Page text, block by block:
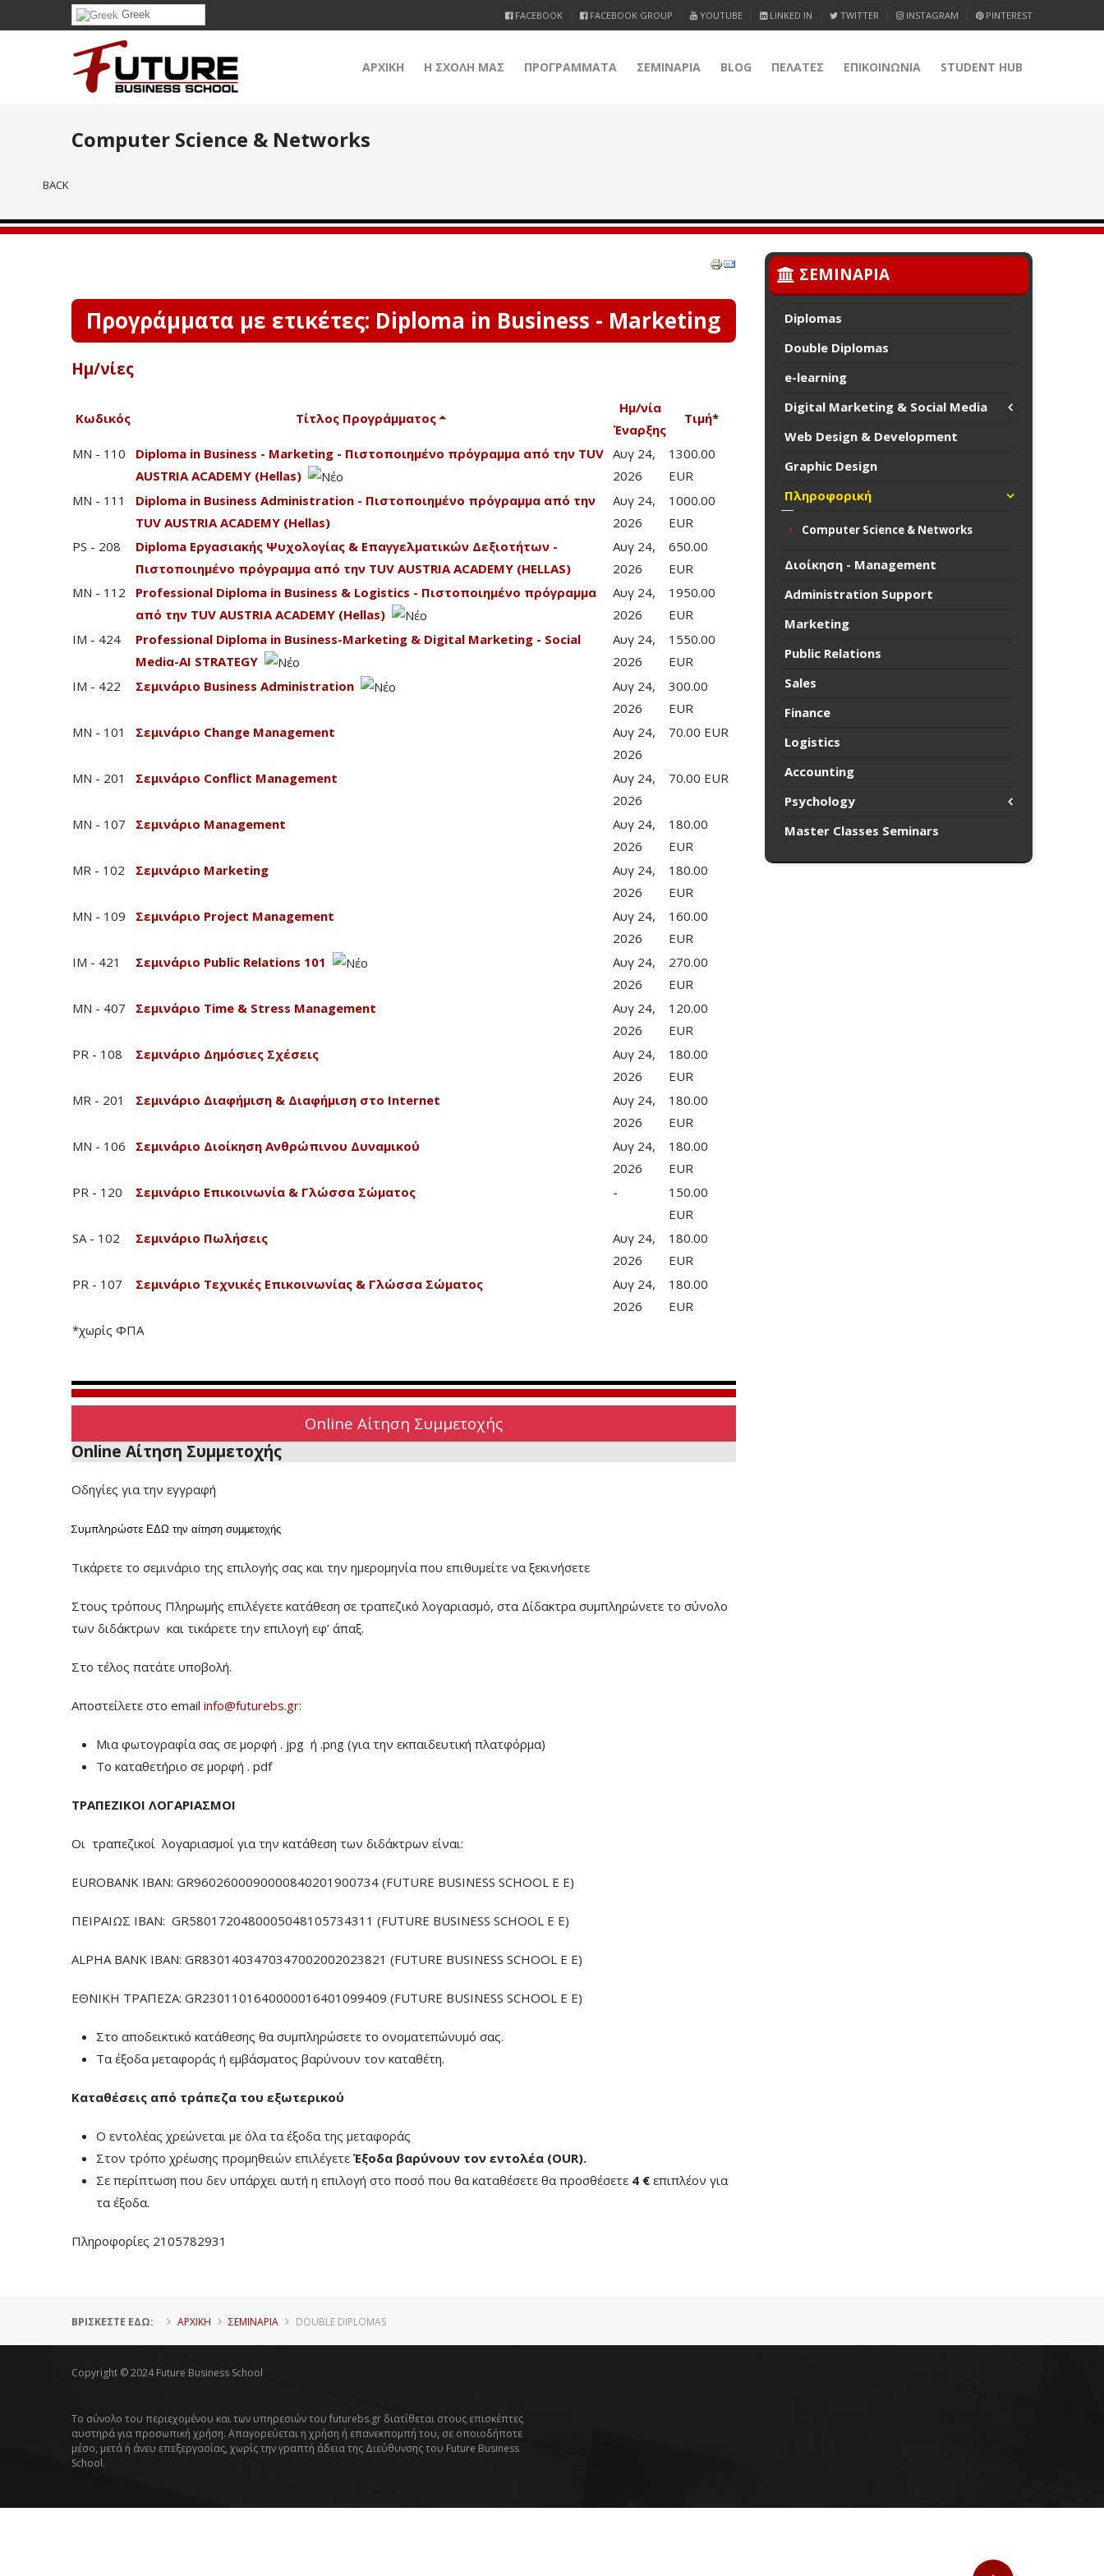
Greek FACEBOOK FACEBOOK GROUP YOUTUBE LINKED IN TWITTER INSTAGRAM PINTEREST
ΑΡΧΙΚΗ Η ΣΧΟΛΗ ΜΑΣ ΠΡΟΓΡΑΜΜΑΤΑ ΣΕΜΙΝΑΡΙΑ BLOG ΠΕΛΑΤΕΣ ΕΠΙΚΟΙΝΩΝΙΑ STUDENT HUB
Computer Science & Networks
BACK
Προγράμματα με ετικέτες: Diploma in Business - Marketing
Ημ/νίες
Κωδικός Τίτλος Προγράμματος
Ημ/νία
Έναρξης
Τιμή*
MN - 110
Diploma in Business - Marketing - Πιστοποιημένο πρόγραμμα από την TUV
AUSTRIA ACADEMY (Hellas)
Αυγ 24,
2026
1300.00
EUR
MN - 111
Diploma in Business Administration - Πιστοποιημένο πρόγραμμα από την
TUV AUSTRIA ACADEMY (Hellas)
Αυγ 24,
2026
1000.00
EUR
PS - 208
Diploma Εργασιακής Ψυχολογίας & Επαγγελματικών Δεξιοτήτων -
Πιστοποιημένο πρόγραμμα από την TUV AUSTRIA ACADEMY (HELLAS)
Αυγ 24,
2026
650.00
EUR
MN - 112
Professional Diploma in Business & Logistics - Πιστοποιημένο πρόγραμμα
από την TUV AUSTRIA ACADEMY (Hellas)
Αυγ 24,
2026
1950.00
EUR
IM - 424
Professional Diploma in Business-Marketing & Digital Marketing - Social
Mediα-AI STRATEGY
Αυγ 24,
2026
1550.00
EUR
IM - 422
Σεμινάριο Business Administration
Αυγ 24,
2026
300.00
EUR
MN - 101
Σεμινάριο Change Management
Αυγ 24,
2026
70.00 EUR
MN - 201 Σεμινάριο Conflict Management
Αυγ 24,
2026
70.00 EUR
MN - 107 Σεμινάριο Management
Αυγ 24,
2026
180.00
EUR
MR - 102
Σεμινάριο Marketing
Αυγ 24,
2026
180.00
EUR
MN - 109
Σεμινάριο Project Management
Αυγ 24,
2026
160.00
EUR
IM - 421
Σεμινάριο Public Relations 101
Αυγ 24,
2026
270.00
EUR
MN - 407
Σεμινάριο Time & Stress Management
Αυγ 24,
2026
120.00
EUR
PR - 108
Σεμινάριο Δημόσιες Σχέσεις
Αυγ 24,
2026
180.00
EUR
MR - 201
Σεμινάριο Διαφήμιση & Διαφήμιση στο Internet
Αυγ 24,
2026
180.00
EUR
MN - 106
Σεμινάριο Διοίκηση Ανθρώπινου Δυναμικού
Αυγ 24,
2026
180.00
EUR
PR - 120
Σεμινάριο Επικοινωνία & Γλώσσα Σώματος -
150.00
EUR
SA - 102
Σεμινάριο Πωλήσεις
Αυγ 24,
2026
180.00
EUR
PR - 107
Σεμινάριο Τεχνικές Επικοινωνίας & Γλώσσα Σώματος
Αυγ 24,
2026
180.00
EUR
*χωρίς ΦΠΑ
Online Αίτηση Συμμετοχής
Online Αίτηση Συμμετοχής
Οδηγίες για την εγγραφή
Συμπληρώστε ΕΔΩ την αίτηση συμμετοχής
Τικάρετε το σεμινάριο της επιλογής σας και την ημερομηνία που επιθυμείτε να ξεκινήσετε
Στους τρόπους Πληρωμής επιλέγετε κατάθεση σε τραπεζικό λογαριασμό, στα Δίδακτρα συμπληρώνετε το σύνολο
των διδάκτρων και τικάρετε την επιλογή εφ’ άπαξ.
Στο τέλος πατάτε υποβολή.
Αποστείλετε στο email info@futurebs.gr:
Μια φωτογραφία σας σε μορφή . jpg ή .png (για την εκπαιδευτική πλατφόρμα)
To καταθετήριο σε μορφή . pdf
ΤΡΑΠΕΖΙΚΟΙ ΛΟΓΑΡΙΑΣΜΟΙ
Οι τραπεζικοί λογαριασμοί για την κατάθεση των διδάκτρων είναι:
EUROBANK IBAN: GR9602600090000840201900734 (FUTURE BUSINESS SCHOOL E E)
ΠΕΙΡΑΙΩΣ ΙΒΑΝ: GR5801720480005048105734311 (FUTURE BUSINESS SCHOOL E E)
ALPHA BANK IBAN: GR8301403470347002002023821 (FUTURE BUSINESS SCHOOL E E)
ΕΘΝΙΚΗ ΤΡΑΠΕΖΑ: GR2301101640000016401099409 (FUTURE BUSINESS SCHOOL E E)
Στο αποδεικτικό κατάθεσης θα συμπληρώσετε το ονοματεπώνυμό σας.
Τα έξοδα μεταφοράς ή εμβάσματος βαρύνουν τον καταθέτη.
Καταθέσεις από τράπεζα του εξωτερικού
Ο εντολέας χρεώνεται με όλα τα έξοδα της μεταφοράς
Στον τρόπο χρέωσης προμηθειών επιλέγετε Έξοδα βαρύνουν τον εντολέα (ΟUR).
Σε περίπτωση που δεν υπάρχει αυτή η επιλογή στο ποσό που θα καταθέσετε θα προσθέσετε 4 € επιπλέον για
τα έξοδα.
Πληροφορίες 2105782931
ΣΕΜΙΝΑΡΙΑ
Diplomas
Double Diplomas
e-learning
Digital Marketing & Social Media
Web Design & Development
Graphic Design
Πληροφορική
Computer Science & Networks
Διοίκηση - Management
Administration Support
Marketing
Public Relations
Sales
Finance
Logistics
Accounting
Psychology
Master Classes Seminars
ΒΡΊΣΚΕΣΤΕ ΕΔΏ: ΑΡΧΙΚΗ ΣΕΜΙΝΑΡΙΑ DOUBLE DIPLOMAS
Copyright © 2024 Future Business School
Το σύνολο του περιεχομένου και των υπηρεσιών του futurebs.gr διατίθεται στους επισκέπτες
αυστηρά για προσωπική χρήση. Απαγορεύεται η χρήση ή επανεκπομπή του, σε οποιοδήποτε
μέσο, μετά ή άνευ επεξεργασίας, χωρίς την γραπτή άδεια της Διεύθυνσης του Future Business
School.